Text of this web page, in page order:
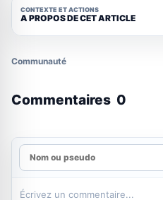
CONTEXTE ET ACTIONS
A PROPOS DE CET ARTICLE
Communauté
Commentaires 0